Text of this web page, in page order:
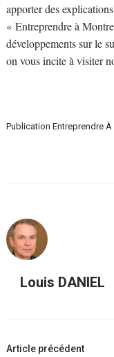
apporter des
« Entreprendre à
développements sur le
on vous incite à visiter
Publication Entreprendre
Louis DANIEL
Navigation
Article précédent